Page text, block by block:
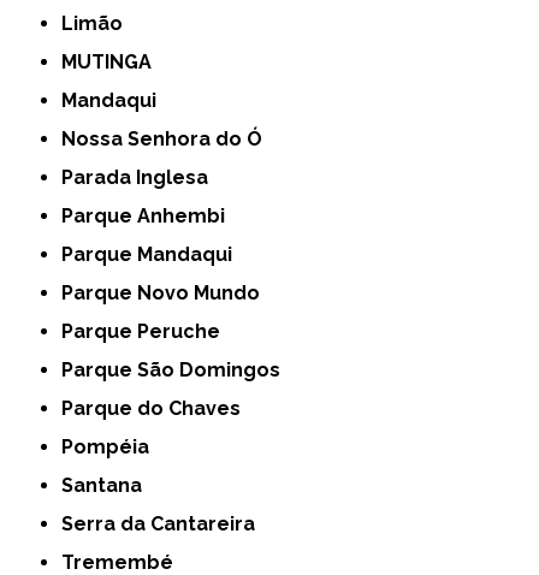
Limão
MUTINGA
Mandaqui
Nossa Senhora do Ó
Parada Inglesa
Parque Anhembi
Parque Mandaqui
Parque Novo Mundo
Parque Peruche
Parque São Domingos
Parque do Chaves
Pompéia
Santana
Serra da Cantareira
Tremembé